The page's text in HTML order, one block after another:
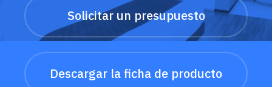
Solicitar un presupuesto
Descargar la ficha de producto